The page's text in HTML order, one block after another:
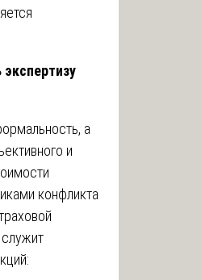
а
и
конфликта